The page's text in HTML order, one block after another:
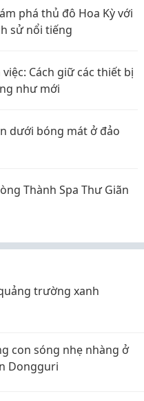
phá thủ đô Hoa Kỳ với
sử nổi tiếng
Cách giữ các thiết bị
như mới
dưới bóng mát ở đảo
Thành Spa Thư Giãn
trường xanh
con sóng nhẹ nhàng ở
Dongguri